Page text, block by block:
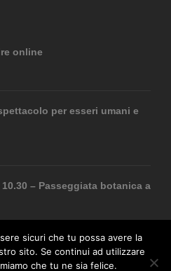
online
per esseri umani e
– Passeggiata botanica a
sicuri che tu possa avere la
sito. Se continui ad utilizzare
che tu ne sia felice.